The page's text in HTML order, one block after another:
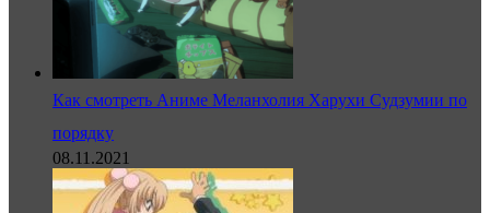
Как смотреть Аниме Меланхолия Харухи Судзумии по
порядку
08.11.2021